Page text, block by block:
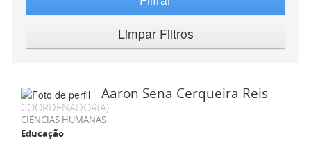
Limpar Filtros
Aaron Sena Cerqueira Reis
COORDENADOR(A)
CIÊNCIAS HUMANAS
Educação